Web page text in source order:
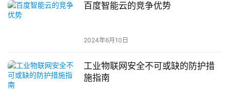
百度智能云的竞争优势
2024年6月10日
工业物联网安全不可或缺的防护措
施指南